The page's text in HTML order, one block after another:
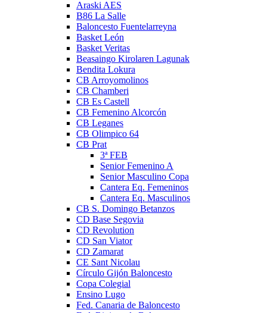
Araski AES
B86 La Salle
Baloncesto Fuentelarreyna
Basket León
Basket Veritas
Beasaingo Kirolaren Lagunak
Bendita Lokura
CB Arroyomolinos
CB Chamberi
CB Es Castell
CB Femenino Alcorcón
CB Leganes
CB Olimpico 64
CB Prat
3ª FEB
Senior Femenino A
Senior Masculino Copa
Cantera Eq. Femeninos
Cantera Eq. Masculinos
CB S. Domingo Betanzos
CD Base Segovia
CD Revolution
CD San Viator
CD Zamarat
CE Sant Nicolau
Círculo Gijón Baloncesto
Copa Colegial
Ensino Lugo
Fed. Canaria de Baloncesto